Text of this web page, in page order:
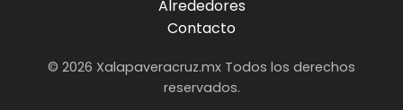
Alrededores
Contacto
© 2026 Xalapaveracruz.mx Todos los derechos
reservados.